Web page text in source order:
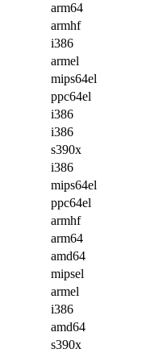
arm64
armhf
i386
armel
mips64el
ppc64el
i386
i386
s390x
i386
mips64el
ppc64el
armhf
arm64
amd64
mipsel
armel
i386
amd64
s390x